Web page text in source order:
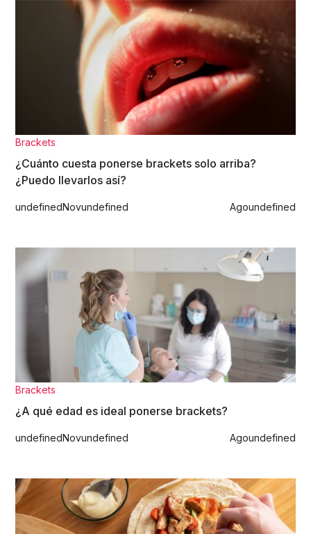
Brackets
¿Cuánto cuesta ponerse brackets solo arriba?
¿Puedo llevarlos así?
undefinedNovundefined Agoundefined
Brackets
¿A qué edad es ideal ponerse brackets?
undefinedNovundefined Agoundefined